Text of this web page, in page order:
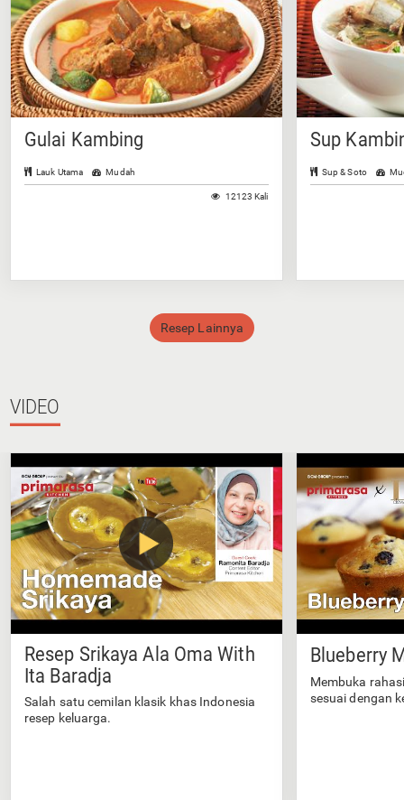
Gulai Kambing
Lauk Utama Mudah
12123 Kali
Sup
Sup & Soto
Resep Lainnya
VIDEO
Resep Srikaya Ala Oma With
Ita Baradja
Salah satu cemilan klasik khas Indonesia
resep keluarga.
Blueberry
Membuka
sesuai dengan